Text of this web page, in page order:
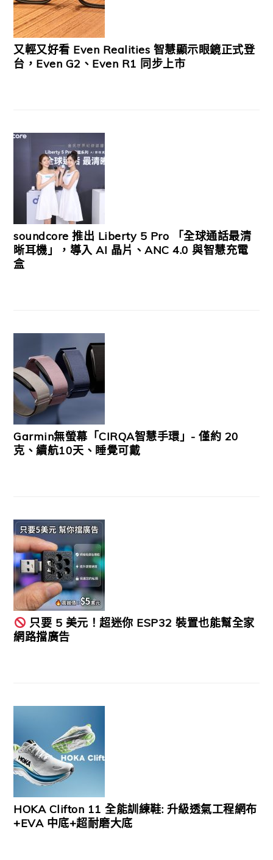
又輕又好看 Even Realities 智慧顯示眼鏡正式登
台，Even G2、Even R1 同步上市
soundcore 推出 Liberty 5 Pro 「全球通話最清
晰耳機」，導入 AI 晶片、ANC 4.0 與智慧充電
盒
Garmin無螢幕「CIRQA智慧手環」- 僅約 20
克、續航10天、睡覺可戴
只要 5 美元！超迷你 ESP32 裝置也能幫全家
網路擋廣告
HOKA Clifton 11 全能訓練鞋: 升級透氣工程網布
+EVA 中底+超耐磨大底